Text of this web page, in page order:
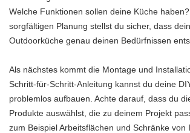
Welche Funktionen sollen deine Küche
sorgfältigen Planung stellst du sicher, dass
Outdoorküche genau deinen Bedürfnissen
Als nächstes kommt die Montage und
Schritt-für-Schritt-Anleitung kannst du deine
problemlos aufbauen. Achte darauf, dass du
Produkte auswählst, die zu deinem Projekt
zum Beispiel Arbeitsflächen und Schränke von